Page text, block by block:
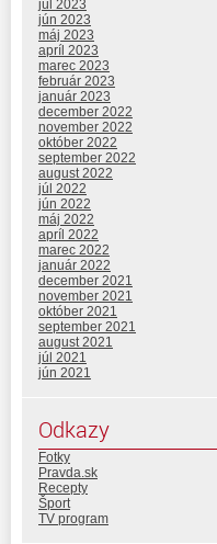
júl 2023
jún 2023
máj 2023
apríl 2023
marec 2023
február 2023
január 2023
december 2022
november 2022
október 2022
september 2022
august 2022
júl 2022
jún 2022
máj 2022
apríl 2022
marec 2022
január 2022
december 2021
november 2021
október 2021
september 2021
august 2021
júl 2021
jún 2021
Odkazy
Fotky
Pravda.sk
Recepty
Šport
TV program